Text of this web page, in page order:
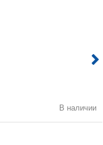
В наличии